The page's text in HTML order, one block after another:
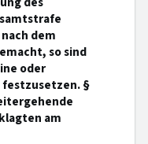
dem
so sind
oder
§
am